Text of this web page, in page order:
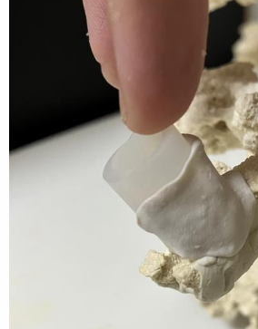
目前下海入坑1.5年
由原本最初的25公分開放缸+外掛過濾
開始一發不可收拾的日子
為了讓魚兒、珊瑚過得更好更舒服
一路上爬文、摸索、請教前輩、交學費
相信大家都是過來人，都心有戚戚焉
在越養越有心得感想的情況下
魚缸永遠不夠大是海水世界的第一定律
連續擴缸從25公分開放缸>45公分背濾
這次想換缸最主要的原因是在於背濾缸日